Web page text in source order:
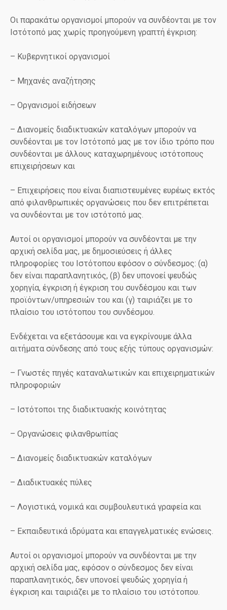
Οι παρακάτω οργανισμοί μπορούν να συνδέονται με τον
Ιστότοπό μας χωρίς προηγούμενη γραπτή έγκριση:
– Κυβερνητικοί οργανισμοί
– Μηχανές αναζήτησης
– Οργανισμοί ειδήσεων
– Διανομείς διαδικτυακών καταλόγων μπορούν να
συνδέονται με τον Ιστότοπό μας με τον ίδιο τρόπο που
συνδέονται με άλλους καταχωρημένους ιστότοπους
επιχειρήσεων και
– Επιχειρήσεις που είναι διαπιστευμένες ευρέως εκτός
από φιλανθρωπικές οργανώσεις που δεν επιτρέπεται
να συνδέονται με τον ιστότοπό μας.
Αυτοί οι οργανισμοί μπορούν να συνδέονται με την
αρχική σελίδα μας, με δημοσιεύσεις ή άλλες
πληροφορίες του Ιστότοπου εφόσον ο σύνδεσμος: (α)
δεν είναι παραπλανητικός, (β) δεν υπονοεί ψευδώς
χορηγία, έγκριση ή έγκριση του συνδέσμου και των
προϊόντων/υπηρεσιών του και (γ) ταιριάζει με το
πλαίσιο του ιστότοπου του συνδέσμου.
Ενδέχεται να εξετάσουμε και να εγκρίνουμε άλλα
αιτήματα σύνδεσης από τους εξής τύπους οργανισμών:
– Γνωστές πηγές καταναλωτικών και επιχειρηματικών
πληροφοριών
– Ιστότοποι της διαδικτυακής κοινότητας
– Οργανώσεις φιλανθρωπίας
– Διανομείς διαδικτυακών καταλόγων
– Διαδικτυακές πύλες
– Λογιστικά, νομικά και συμβουλευτικά γραφεία και
– Εκπαιδευτικά ιδρύματα και επαγγελματικές ενώσεις.
Αυτοί οι οργανισμοί μπορούν να συνδέονται με την
αρχική σελίδα μας, εφόσον ο σύνδεσμος δεν είναι
παραπλανητικός, δεν υπονοεί ψευδώς χορηγία ή
έγκριση και ταιριάζει με το πλαίσιο του ιστότοπου.